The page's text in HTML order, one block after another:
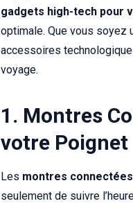
gadgets high-tech pour
optimale. Que vous soyez
accessoires
voyage.
1. Montres
votre Poignet
Les montres connectées
seulement de suivre